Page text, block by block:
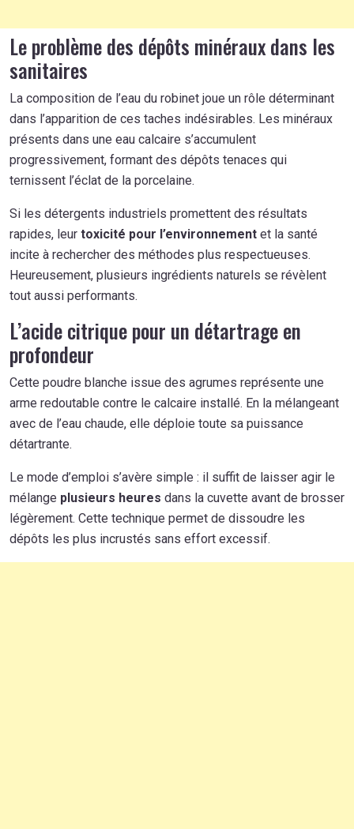
Le problème des dépôts minéraux dans les
sanitaires
La composition de l’eau du robinet joue un rôle déterminant
dans l’apparition de ces taches indésirables. Les minéraux
présents dans une eau calcaire s’accumulent
progressivement, formant des dépôts tenaces qui
ternissent l’éclat de la porcelaine.
Si les détergents industriels promettent des résultats
rapides, leur toxicité pour l’environnement et la santé
incite à rechercher des méthodes plus respectueuses.
Heureusement, plusieurs ingrédients naturels se révèlent
tout aussi performants.
L’acide citrique pour un détartrage en
profondeur
Cette poudre blanche issue des agrumes représente une
arme redoutable contre le calcaire installé. En la mélangeant
avec de l’eau chaude, elle déploie toute sa puissance
détartrante.
Le mode d’emploi s’avère simple : il suffit de laisser agir le
mélange plusieurs heures dans la cuvette avant de brosser
légèrement. Cette technique permet de dissoudre les
dépôts les plus incrustés sans effort excessif.